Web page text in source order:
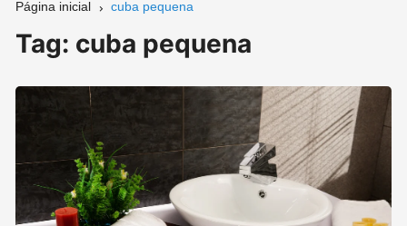
Página inicial cuba pequena
Tag: cuba pequena